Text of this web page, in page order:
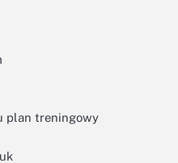
plan treningowy